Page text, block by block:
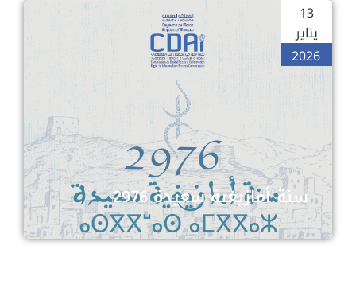
13
يناير
2026
سنة أمازيغية سعيدة 2976